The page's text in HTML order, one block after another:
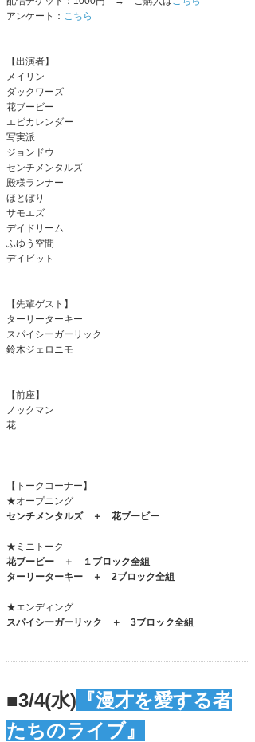
アンケート： こちら
【出演者】
メイリン
ダックワーズ
花ブービー
エビカレンダー
写実派
ジョンドウ
センチメンタルズ
殿様ランナー
ほとぼり
サモエズ
デイドリーム
ふゆう空間
デイビット
【先輩ゲスト】
ターリーターキー
スパイシーガーリック
鈴木ジェロニモ
【前座】
ノックマン
花
【トークコーナー】
★オープニング
センチメンタルズ ＋ 花ブービー
★ミニトーク
花ブービー ＋ １ブロック全組
ターリーターキー ＋ 2ブロック全組
★エンディング
スパイシーガーリック ＋ 3ブロック全組
■3/4(水) 『漫才を愛する者
たちのライブ』